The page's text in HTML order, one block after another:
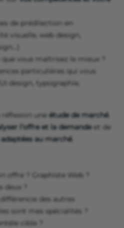
de prédilection en
visuelle, web design,
vous maîtrisez le mieux ?
particulières qui vous
design, typographie,
réflexion une étude de marché.
l’offre et la demandeet de
au marché.
offre ? Graphiste Web ?
deux ?
des autres
sont mes spécialités ?
cible ?